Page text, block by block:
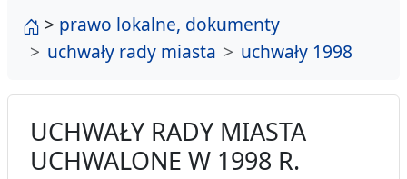
strona główna
> prawo lokalne, dokumenty
uchwały rady miasta
uchwały 1998
UCHWAŁY RADY MIASTA
UCHWALONE W 1998 R.